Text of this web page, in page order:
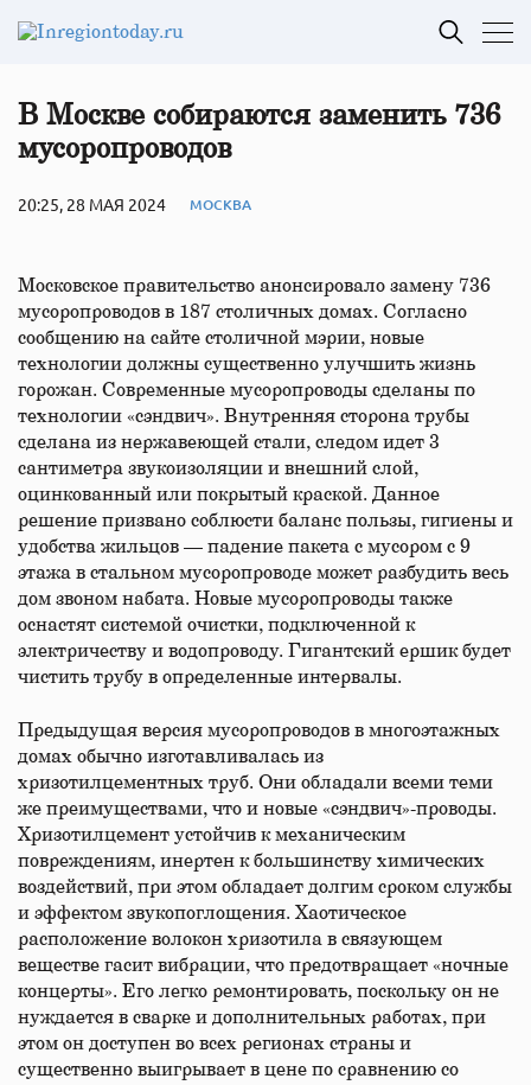
В Москве собираются заменить 736
мусоропроводов
20:25, 28 МАЯ 2024 МОСКВА
Московское правительство анонсировало замену 736
мусоропроводов в 187 столичных домах. Согласно
сообщению на сайте столичной мэрии, новые
технологии должны существенно улучшить жизнь
горожан. Современные мусоропроводы сделаны по
технологии «сэндвич». Внутренняя сторона трубы
сделана из нержавеющей стали, следом идет 3
сантиметра звукоизоляции и внешний слой,
оцинкованный или покрытый краской. Данное
решение призвано соблюсти баланс пользы, гигиены и
удобства жильцов — падение пакета с мусором с 9
этажа в стальном мусоропроводе может разбудить весь
дом звоном набата. Новые мусоропроводы также
оснастят системой очистки, подключенной к
электричеству и водопроводу. Гигантский ершик будет
чистить трубу в определенные интервалы.
Предыдущая версия мусоропроводов в многоэтажных
домах обычно изготавливалась из
хризотилцементных труб. Они обладали всеми теми
же преимуществами, что и новые «сэндвич»-проводы.
Хризотилцемент устойчив к механическим
повреждениям, инертен к большинству химических
воздействий, при этом обладает долгим сроком службы
и эффектом звукопоглощения. Хаотическое
расположение волокон хризотила в связующем
веществе гасит вибрации, что предотвращает «ночные
концерты». Его легко ремонтировать, поскольку он не
нуждается в сварке и дополнительных работах, при
этом он доступен во всех регионах страны и
существенно выигрывает в цене по сравнению со